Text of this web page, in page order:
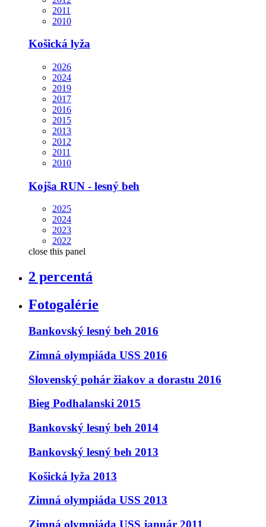
2011
2010
Košická lyža
2026
2024
2019
2017
2016
2015
2013
2012
2011
2010
Kojša RUN - lesný beh
2025
2024
2023
2022
close this panel
2 percentá
Fotogalérie
Bankovský lesný beh 2016
Zimná olympiáda USS 2016
Slovenský pohár žiakov a dorastu 2016
Bieg Podhalanski 2015
Bankovský lesný beh 2014
Bankovský lesný beh 2013
Košická lyža 2013
Zimná olympiáda USS 2013
Zimná olympiáda USS január 2011